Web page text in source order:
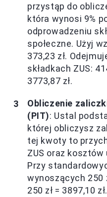
przystąp do
która wynosi 9%
odprowadzeniu
społeczne. Użyj
373,23 zł.
składkach ZUS:
3773,87 zł.
Obliczenie
(PIT): Ustal
której obliczysz
tej kwoty to
ZUS oraz
Przy
wynoszących 250
250 zł = 3897,10